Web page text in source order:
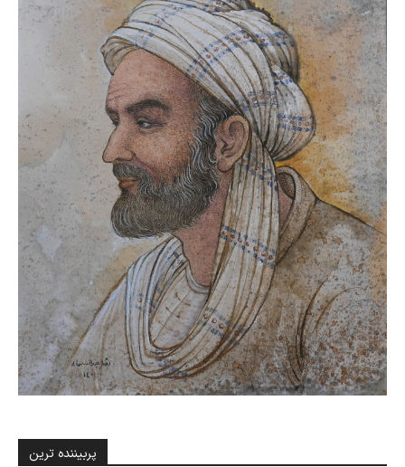
پربیننده ترین